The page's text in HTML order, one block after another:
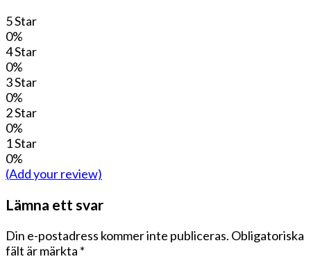
5 Star
0%
4 Star
0%
3 Star
0%
2 Star
0%
1 Star
0%
(Add your review)
Lämna ett svar
Din e-postadress kommer inte publiceras. Obligatoriska
fält är märkta *